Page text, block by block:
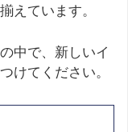
えています。
中で、新しいイ
けてください。